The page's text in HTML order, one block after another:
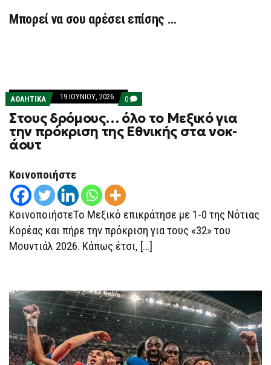
Μπορεί να σου αρέσει επίσης …
ΑΘΛΗΤΙΚΑ 19 ΙΟΥΝΊΟΥ, 2026 0 COMMENTS
ON
ΣΤΟΥΣ
ΔΡΌΜΟΥΣ…
ΌΛΟ
ΝΟΚ-
Στους δρόμους… όλο το Μεξικό για
την πρόκριση της Εθνικής στα νοκ-
άουτ
Κοινοποιήστε
ΚοινοποιήστεΤο Μεξικό επικράτησε με 1-0 της Νότιας
Κορέας και πήρε την πρόκριση για τους «32» του
Μουντιάλ 2026. Κάπως έτσι, […]